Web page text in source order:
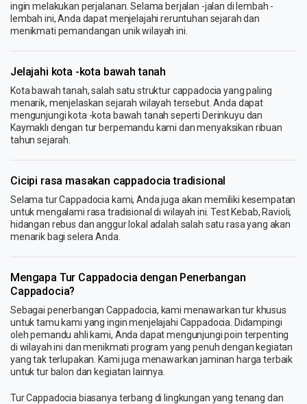
ingin melakukan perjalanan. Selama berjalan -jalan di lembah -
lembah ini, Anda dapat menjelajahi reruntuhan sejarah dan
menikmati pemandangan unik wilayah ini.
Jelajahi kota -kota bawah tanah
Kota bawah tanah, salah satu struktur cappadocia yang paling
menarik, menjelaskan sejarah wilayah tersebut. Anda dapat
mengunjungi kota -kota bawah tanah seperti Derinkuyu dan
Kaymaklı dengan tur berpemandu kami dan menyaksikan ribuan
tahun sejarah.
Cicipi rasa masakan cappadocia tradisional
Selama tur Cappadocia kami, Anda juga akan memiliki kesempatan
untuk mengalami rasa tradisional di wilayah ini. Test Kebab, Ravioli,
hidangan rebus dan anggur lokal adalah salah satu rasa yang akan
menarik bagi selera Anda.
Mengapa Tur Cappadocia dengan Penerbangan
Cappadocia?
Sebagai penerbangan Cappadocia, kami menawarkan tur khusus
untuk tamu kami yang ingin menjelajahi Cappadocia. Didampingi
oleh pemandu ahli kami, Anda dapat mengunjungi poin terpenting
di wilayah ini dan menikmati program yang penuh dengan kegiatan
yang tak terlupakan. Kami juga menawarkan jaminan harga terbaik
untuk tur balon dan kegiatan lainnya.
Tur Cappadocia biasanya terbang di lingkungan yang tenang dan